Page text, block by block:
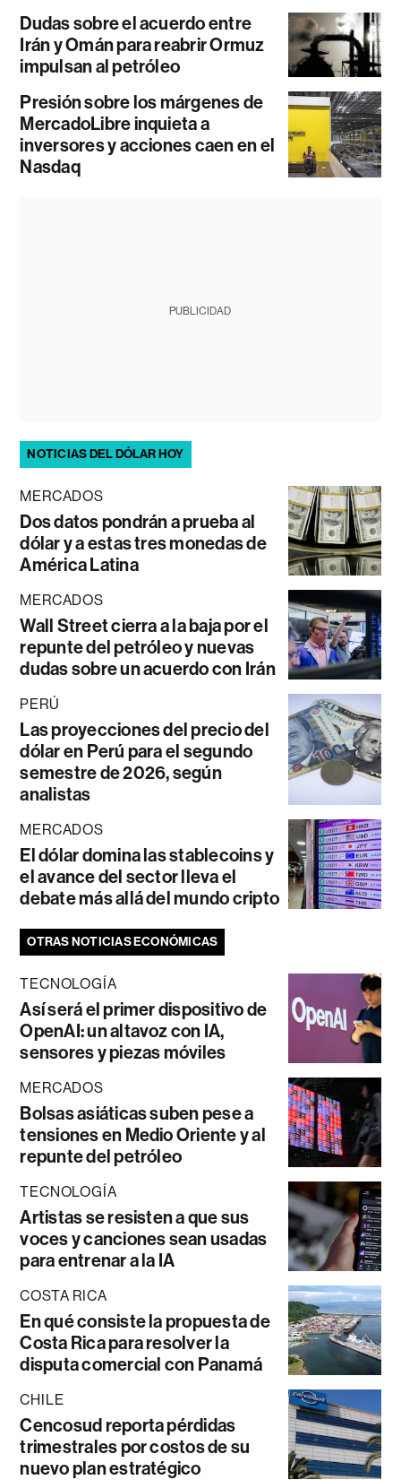
Dudas sobre el acuerdo entre
Irán y Omán para reabrir Ormuz
impulsan al petróleo
Presión sobre los márgenes de
MercadoLibre inquieta a
inversores y acciones caen en el
Nasdaq
PUBLICIDAD
NOTICIAS DEL DÓLAR HOY
MERCADOS
Dos datos pondrán a prueba al
dólar y a estas tres monedas de
América Latina
MERCADOS
Wall Street cierra a la baja por el
repunte del petróleo y nuevas
dudas sobre un acuerdo con Irán
PERÚ
Las proyecciones del precio del
dólar en Perú para el segundo
semestre de 2026, según
analistas
MERCADOS
El dólar domina las stablecoins y
el avance del sector lleva el
debate más allá del mundo cripto
OTRAS NOTICIAS ECONÓMICAS
TECNOLOGÍA
Así será el primer dispositivo de
OpenAI: un altavoz con IA,
sensores y piezas móviles
MERCADOS
Bolsas asiáticas suben pese a
tensiones en Medio Oriente y al
repunte del petróleo
TECNOLOGÍA
Artistas se resisten a que sus
voces y canciones sean usadas
para entrenar a la IA
COSTA RICA
En qué consiste la propuesta de
Costa Rica para resolver la
disputa comercial con Panamá
CHILE
Cencosud reporta pérdidas
trimestrales por costos de su
nuevo plan estratégico